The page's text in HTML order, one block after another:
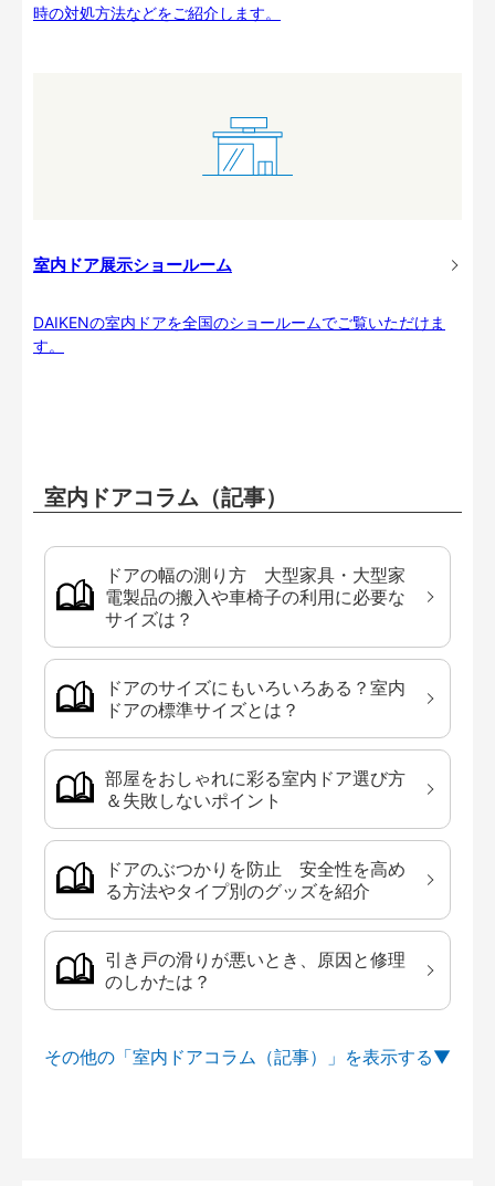
時の対処方法などをご紹介します。
室内ドア展示ショールーム
DAIKENの室内ドアを全国のショールームでご覧いただけま
す。
室内ドアコラム（記事）
ドアの幅の測り方 大型家具・大型家
電製品の搬入や車椅子の利用に必要な
サイズは？
ドアのサイズにもいろいろある？室内
ドアの標準サイズとは？
部屋をおしゃれに彩る室内ドア選び方
＆失敗しないポイント
ドアのぶつかりを防止 安全性を高め
る方法やタイプ別のグッズを紹介
引き戸の滑りが悪いとき、原因と修理
のしかたは？
その他の「室内ドアコラム（記事）」を